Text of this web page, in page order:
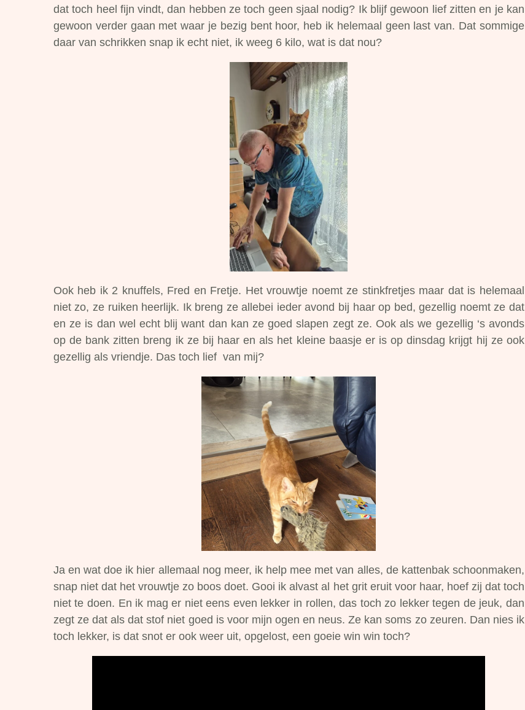
dat toch heel fijn vindt, dan hebben ze toch geen sjaal nodig? Ik blijf gewoon lief zitten en je kan
gewoon verder gaan met waar je bezig bent hoor, heb ik helemaal geen last van. Dat sommige
daar van schrikken snap ik echt niet, ik weeg 6 kilo, wat is dat nou?
Ook heb ik 2 knuffels, Fred en Fretje. Het vrouwtje noemt ze stinkfretjes maar dat is helemaal
niet zo, ze ruiken heerlijk. Ik breng ze allebei ieder avond bij haar op bed, gezellig noemt ze dat
en ze is dan wel echt blij want dan kan ze goed slapen zegt ze. Ook als we gezellig ‘s avonds
op de bank zitten breng ik ze bij haar en als het kleine baasje er is op dinsdag krijgt hij ze ook
gezellig als vriendje. Das toch lief van mij?
Ja en wat doe ik hier allemaal nog meer, ik help mee met van alles, de kattenbak schoonmaken,
snap niet dat het vrouwtje zo boos doet. Gooi ik alvast al het grit eruit voor haar, hoef zij dat toch
niet te doen. En ik mag er niet eens even lekker in rollen, das toch zo lekker tegen de jeuk, dan
zegt ze dat als dat stof niet goed is voor mijn ogen en neus. Ze kan soms zo zeuren. Dan nies ik
toch lekker, is dat snot er ook weer uit, opgelost, een goeie win win toch?